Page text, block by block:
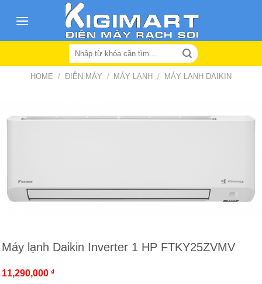
Search
HOME / ĐIỆN MÁY / MÁY LẠNH / MÁY LẠNH DAIKIN
Máy lạnh Daikin Inverter 1 HP FTKY25ZVMV
11,290,000 ₫